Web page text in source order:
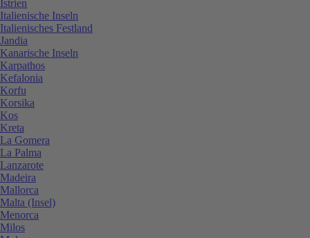
Istrien
Italienische Inseln
Italienisches Festland
Jandia
Kanarische Inseln
Karpathos
Kefalonia
Korfu
Korsika
Kos
Kreta
La Gomera
La Palma
Lanzarote
Madeira
Mallorca
Malta (Insel)
Menorca
Milos